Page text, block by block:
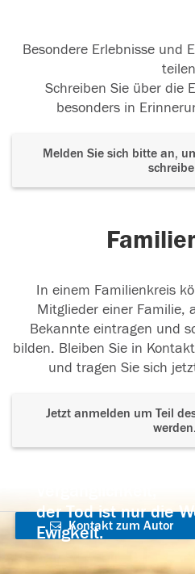
Besondere Erlebnisse und
Schreiben Sie über die
besonders in
Melden Sie sich bitte an,
In einem Familienkreis
Mitglieder einer Familie,
Bekannte eintragen und
bilden. Bleiben Sie in
und tragen Sie sich
Jetzt anmelden um Teil
werden.
der Tod ist nur die
Ewigkeit.
Kontakt zum Autor
aufnehmen